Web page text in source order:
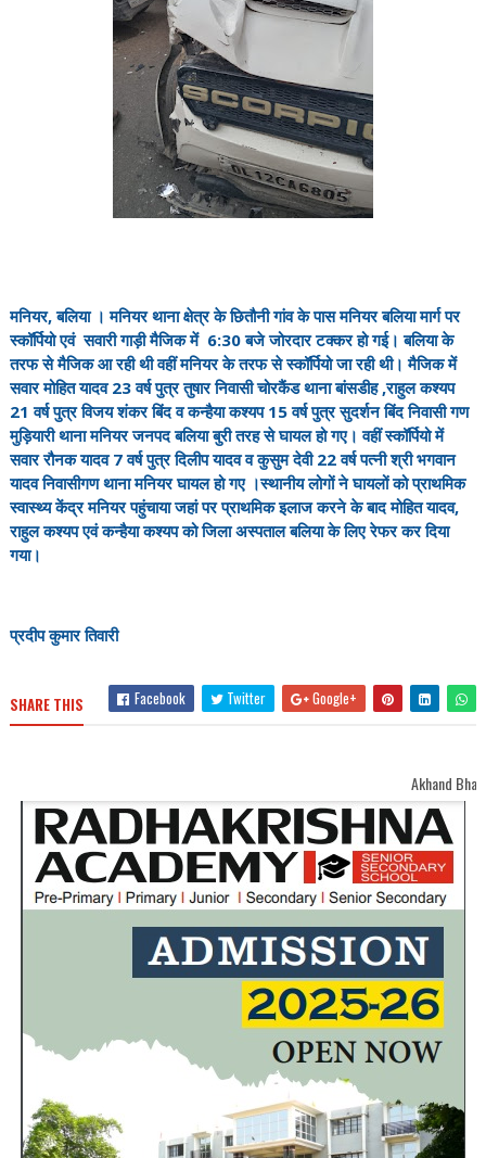
मनियर, बलिया । मनियर थाना क्षेत्र के छितौनी गांव के पास मनियर बलिया मार्ग पर
स्कॉर्पियो एवं सवारी गाड़ी मैजिक में 6:30 बजे जोरदार टक्कर हो गई। बलिया के
तरफ से मैजिक आ रही थी वहीं मनियर के तरफ से स्कॉर्पियो जा रही थी। मैजिक में
सवार मोहित यादव 23 वर्ष पुत्र तुषार निवासी चोरकैंड थाना बांसडीह ,राहुल कश्यप
21 वर्ष पुत्र विजय शंकर बिंद व कन्हैया कश्यप 15 वर्ष पुत्र सुदर्शन बिंद निवासी गण
मुड़ियारी थाना मनियर जनपद बलिया बुरी तरह से घायल हो गए। वहीं स्कॉर्पियो में
सवार रौनक यादव 7 वर्ष पुत्र दिलीप यादव व कुसुम देवी 22 वर्ष पत्नी श्री भगवान
यादव निवासीगण थाना मनियर घायल हो गए ।स्थानीय लोगों ने घायलों को प्राथमिक
स्वास्थ्य केंद्र मनियर पहुंचाया जहां पर प्राथमिक इलाज करने के बाद मोहित यादव,
राहुल कश्यप एवं कन्हैया कश्यप को जिला अस्पताल बलिया के लिए रेफर कर दिया
गया।
प्रदीप कुमार तिवारी
SHARE THIS Facebook Twitter Google+
Akhand Bharat Samachar